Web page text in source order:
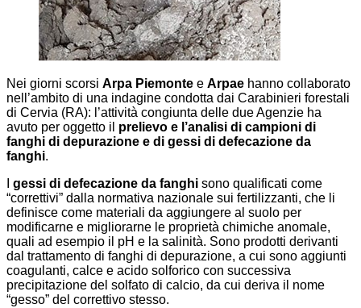
Nei giorni scorsi Arpa Piemonte e Arpae hanno collaborato
nell’ambito di una indagine condotta dai Carabinieri forestali
di Cervia (RA): l’attività congiunta delle due Agenzie ha
avuto per oggetto il prelievo e l’analisi di campioni di
fanghi di depurazione e di gessi di defecazione da
fanghi.
gessi di defecazione da fanghi sono qualificati come
“correttivi” dalla normativa nazionale sui fertilizzanti, che li
definisce come materiali da aggiungere al suolo per
modificarne e migliorarne le proprietà chimiche anomale,
quali ad esempio il pH e la salinità. Sono prodotti derivanti
dal trattamento di fanghi di depurazione, a cui sono aggiunti
coagulanti, calce e acido solforico con successiva
precipitazione del solfato di calcio, da cui deriva il nome
“gesso” del correttivo stesso.